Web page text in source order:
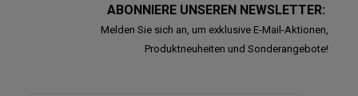
ABONNIERE UNSEREN NEWSLETTER:
Melden Sie sich an, um exklusive E-Mail-Aktionen,
Produktneuheiten und Sonderangebote!